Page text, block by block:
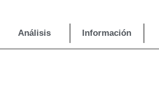
Análisis Información